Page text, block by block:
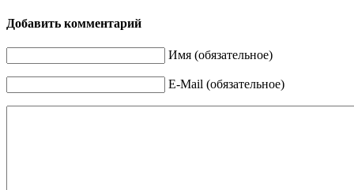
Добавить комментарий
Имя (обязательное)
E-Mail (обязательное)